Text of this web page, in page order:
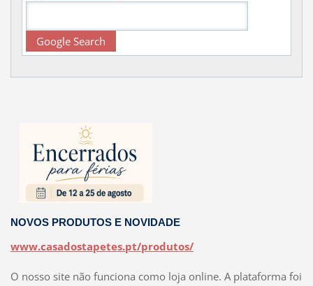
NOVOS PRODUTOS E NOVIDADE
www.casadostapetes.pt/produtos/
O nosso site não funciona como loja online. A plataforma foi